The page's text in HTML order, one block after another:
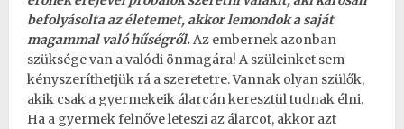
befolyásolta az életemet, akkor lemondok a saját
magammal való hűségről.Az embernek azonban
szüksége van a valódi önmagára! A szüleinket sem
kényszeríthetjük rá a szeretetre. Vannak olyan szülők,
akik csak a gyermekeik álarcán keresztül tudnak élni.
Ha a gyermek felnőve leteszi az álarcot, akkor azt